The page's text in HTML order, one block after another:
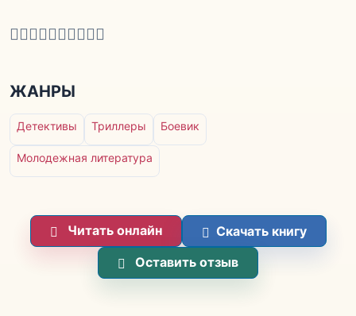
ЖАНРЫ
Детективы Триллеры Боевик
Молодежная литература
Читать онлайн
Скачать книгу
Оставить отзыв